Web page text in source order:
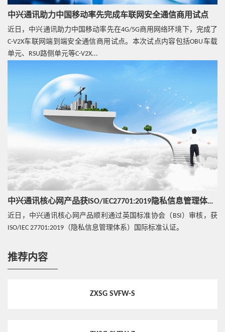
中兴通讯助力中国移动率先完成车联网安全通信商用试点
近日，中兴通讯助力中国移动率先在4G/5G商用网络环境下，完成了
C-V2X车联网端到端安全通信商用试点。本次试点内容包括OBU车载
单元、RSU路侧单元等C-V2X...
中兴通讯核心网产品获ISO/IEC27701:2019隐私信息管理体系国际标准认证
近日，中兴通讯核心网产品顺利通过英国标准协会（BSI）审核，获
ISO/IEC 27701:2019（隐私信息管理体系）国际标准认证。
推荐内容
ZXSG SVFW-S